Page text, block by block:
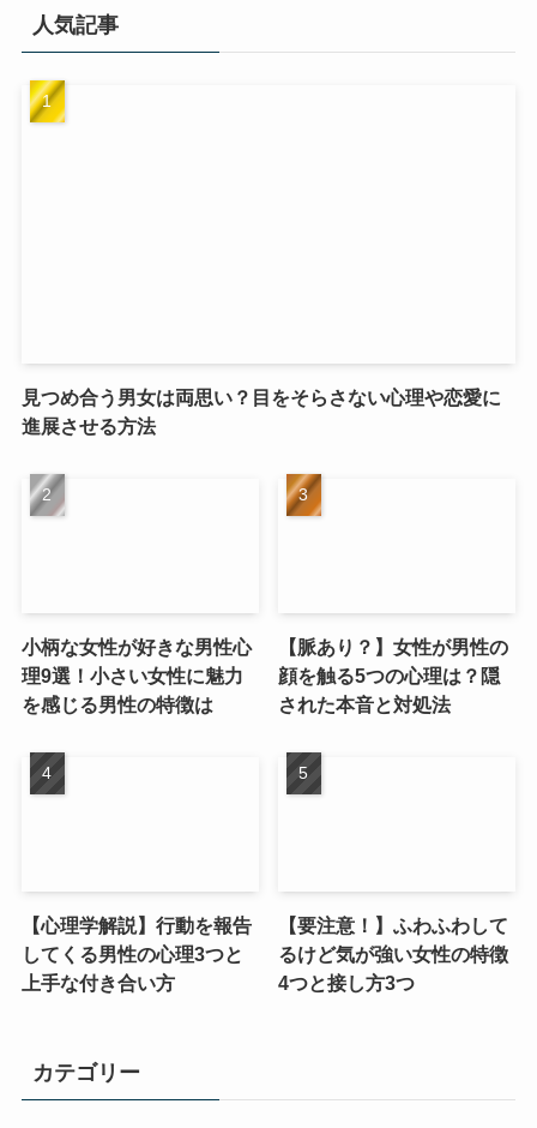
人気記事
見つめ合う男女は両思い？目をそらさない心理や恋愛に
進展させる方法
小柄な女性が好きな男性心
理9選！小さい女性に魅力
を感じる男性の特徴は
【脈あり？】女性が男性の
顔を触る5つの心理は？隠
された本音と対処法
【心理学解説】行動を報告
してくる男性の心理3つと
上手な付き合い方
【要注意！】ふわふわして
るけど気が強い女性の特徴
4つと接し方3つ
カテゴリー